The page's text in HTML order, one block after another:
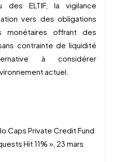
des ELTIF, la vigilance
vers des obligations
offrant des
contrainte de liquidité
à considérer
actuel.
Caps Private Credit Fund
Hit 11% », 23 mars